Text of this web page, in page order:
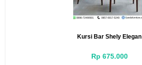
Kursi Bar Shely Elegan
Rp 675.000